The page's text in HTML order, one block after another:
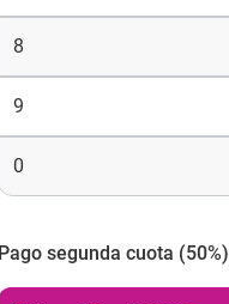
8
9
0
Pago segunda cuota (50%)